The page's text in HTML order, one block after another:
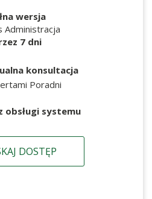
wersja
Administracja
7 dni
konsultacja
Poradni
obsługi systemu
DOSTĘP